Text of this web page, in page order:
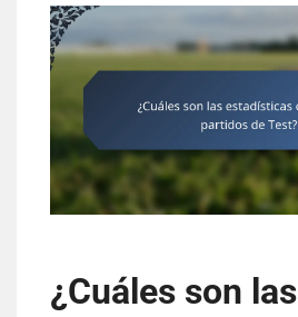
¿Cuáles son las